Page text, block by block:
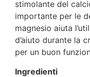
stimolante del
importante per le
magnesio aiuta
d’aiuto durante la
per un buon
Ingredienti